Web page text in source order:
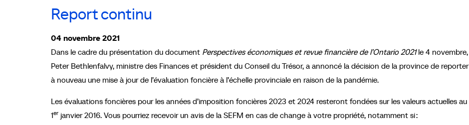
Report continu
04 novembre 2021
Dans le cadre du présentation du document Perspectives économiques et revue financière de l’Ontario 2021le 4 novembre,
Peter Bethlenfalvy, ministre des Finances et président du Conseil du Trésor, a annoncé la décision de la province de reporter
à nouveau une mise à jour de l’évaluation foncière à l’échelle provinciale en raison de la pandémie.
Les évaluations foncières pour les années d’imposition foncières 2023 et 2024 resteront fondées sur les valeurs actuelles au
1er janvier 2016. Vous pourriez recevoir un avis de la SEFM en cas de change à votre propriété, notamment si :